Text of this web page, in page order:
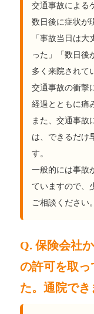
交通事故による
数日後に症状が
「事故当日は
った」「数日後
多く来院されて
交通事故の衝撃
経過とともに痛
また、交通事故
は、できるだけ
す。
一般的には事故
ていますので、
ご相談ください。
Q. 保険会社
の許可を取っ
た。通院でき